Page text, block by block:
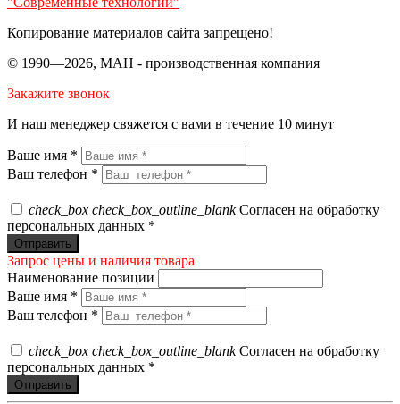
Копирование материалов сайта запрещено!
© 1990—2026, МАН - производственная компания
Закажите звонок
И наш менеджер свяжется с вами в течение 10 минут
Ваше имя *
Ваш телефон *
check_box check_box_outline_blankСогласен на обработку
персональных данных *
Запрос цены и наличия товара
Наименование позиции
Ваше имя *
Ваш телефон *
check_box check_box_outline_blankСогласен на обработку
персональных данных *